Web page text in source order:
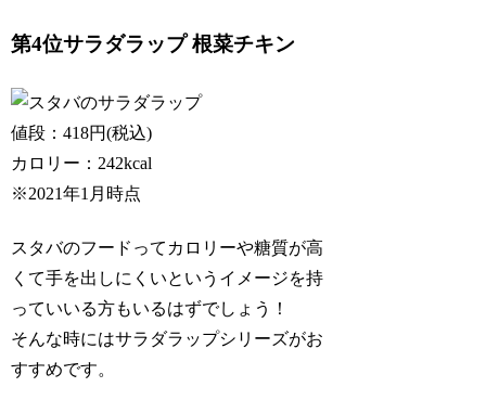
第4位サラダラップ 根菜チキン
値段：418円(税込)
カロリー：242kcal
※2021年1月時点
スタバのフードってカロリーや糖質が高
くて手を出しにくいというイメージを持
っていいる方もいるはずでしょう！
そんな時にはサラダラップシリーズがお
すすめです。